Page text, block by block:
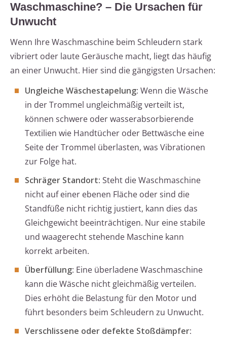
Waschmaschine? – Die Ursachen für
Unwucht
Wenn Ihre Waschmaschine beim Schleudern stark
vibriert oder laute Geräusche macht, liegt das häufig
an einer Unwucht. Hier sind die gängigsten Ursachen:
Ungleiche Wäschestapelung: Wenn die Wäsche
in der Trommel ungleichmäßig verteilt ist,
können schwere oder wasserabsorbierende
Textilien wie Handtücher oder Bettwäsche eine
Seite der Trommel überlasten, was Vibrationen
zur Folge hat.
Schräger Standort: Steht die Waschmaschine
nicht auf einer ebenen Fläche oder sind die
Standfüße nicht richtig justiert, kann dies das
Gleichgewicht beeinträchtigen. Nur eine stabile
und waagerecht stehende Maschine kann
korrekt arbeiten.
Überfüllung: Eine überladene Waschmaschine
kann die Wäsche nicht gleichmäßig verteilen.
Dies erhöht die Belastung für den Motor und
führt besonders beim Schleudern zu Unwucht.
Verschlissene oder defekte Stoßdämpfer: